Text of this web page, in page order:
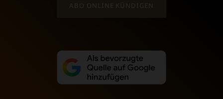
ABO ONLINE KÜNDIGEN